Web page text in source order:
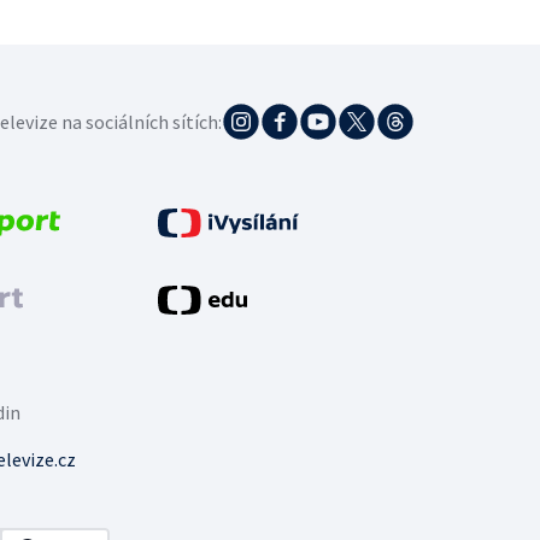
na sociálních sítích: